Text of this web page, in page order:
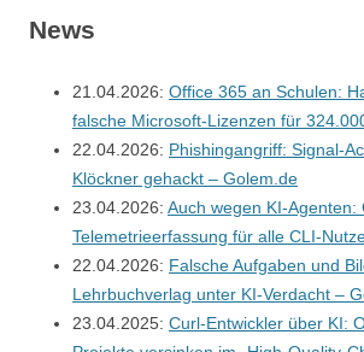
News
21.04.2026: Office 365 an Schulen:
falsche Microsoft-Lizenzen für
22.04.2026: Phishingangriff: Signal-
Klöckner gehackt – Golem.de
23.04.2026: Auch wegen KI-Agenten:
Telemetrieerfassung für alle CLI-
22.04.2026: Falsche Aufgaben und
Lehrbuchverlag unter KI-Verdacht –
23.04.2025: Curl-Entwickler über KI: